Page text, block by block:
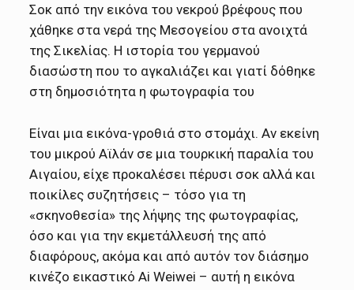
Σοκ από την εικόνα του νεκρού βρέφους που
χάθηκε στα νερά της Μεσογείου στα ανοιχτά
της Σικελίας. Η ιστορία του γερμανού
διασώστη που το αγκαλιάζει και γιατί δόθηκε
στη δημοσιότητα η φωτογραφία του
Είναι μια εικόνα-γροθιά στο στομάχι. Αν εκείνη
του μικρού Αϊλάν σε μια τουρκική παραλία του
Αιγαίου, είχε προκαλέσει πέρυσι σοκ αλλά και
ποικίλες συζητήσεις – τόσο για τη
«σκηνοθεσία» της λήψης της φωτογραφίας,
όσο και για την εκμετάλλευσή της από
διαφόρους, ακόμα και από αυτόν τον διάσημο
κινέζο εικαστικό Ai Weiwei – αυτή η εικόνα